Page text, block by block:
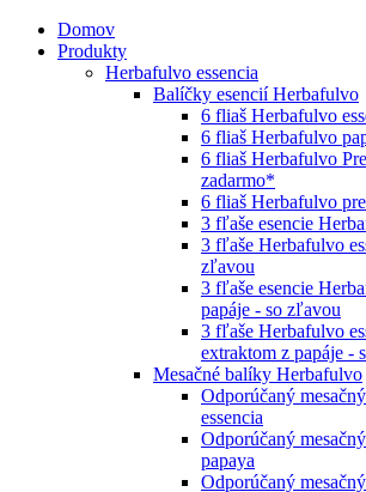
Domov
Produkty
Herbafulvo essencia
Balíčky esencií Herbafulvo
6 fliaš Herbafulvo
6 fliaš Herbafulvo
6 fliaš Herbafulvo
zadarmo*
6 fliaš Herbafulvo
3 fľaše esencie
3 fľaše Herbafulvo
zľavou
3 fľaše esencie
papáje - so zľavou
3 fľaše Herbafulvo
extraktom z papáje -
Mesačné balíky Herbafulvo
Odporúčaný
essencia
Odporúčaný
papaya
Odporúčaný